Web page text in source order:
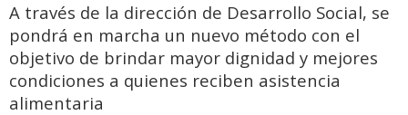
A través de la dirección de Desarrollo Social, se
pondrá en marcha un nuevo método con el
objetivo de brindar mayor dignidad y mejores
condiciones a quienes reciben asistencia
alimentaria